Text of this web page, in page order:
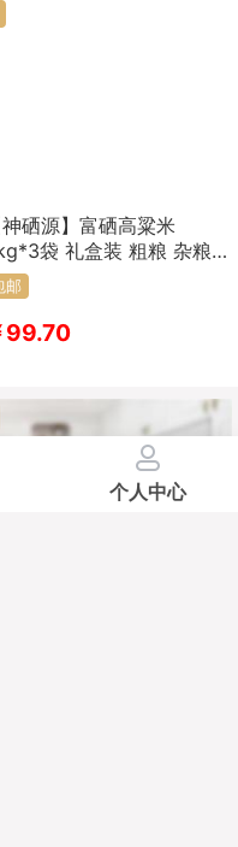
神硒源】富硒高粱米
袋 礼盒装 粗粮 杂粮
特产
邮
99.70
个人中心